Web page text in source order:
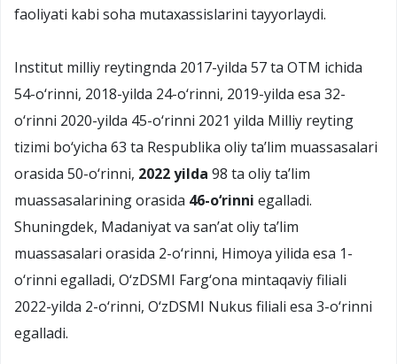
faoliyati kabi soha mutaxassislarini tayyorlaydi.
Institut milliy reytingnda 2017-yilda 57 ta OTM ichida
54-о‘rinni, 2018-yilda 24-о‘rinni, 2019-yilda esa 32-
о‘rinni 2020-yilda 45-о‘rinni 2021 yilda Milliy reyting
tizimi bо‘yicha 63 ta Respublika oliy ta’lim muassasalari
orasida 50-о‘rinni, 2022 yilda 98 ta oliy ta’lim
muassasalarining orasida 46-о‘rinni egalladi.
Shuningdek, Madaniyat va san’at oliy ta’lim
muassasalari orasida 2-о‘rinni, Himoya yilida esa 1-
о‘rinni egalladi, О‘zDSMI Farg‘ona mintaqaviy filiali
2022-yilda 2-о‘rinni, О‘zDSMI Nukus filiali esa 3-о‘rinni
egalladi.